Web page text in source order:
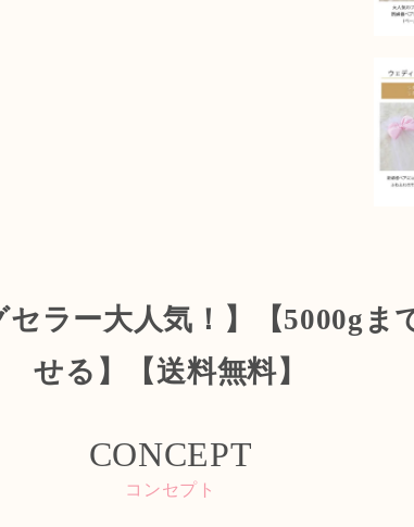
ラー大人気！】【5000gま
せる】【送料無料】
CONCEPT
コンセプト